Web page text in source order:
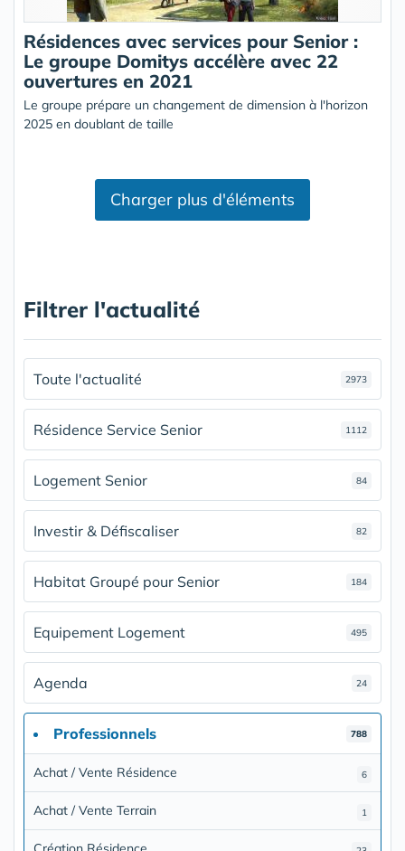
Résidences avec services pour Senior :
Le groupe Domitys accélère avec 22
ouvertures en 2021
Le groupe prépare un changement de dimension à l'horizon
2025 en doublant de taille
Charger plus d'éléments
Filtrer l'actualité
Toute l'actualité 2973
Résidence Service Senior 1112
Logement Senior 84
Investir & Défiscaliser 82
Habitat Groupé pour Senior 184
Equipement Logement 495
Agenda 24
Professionnels 788
Achat / Vente Résidence 6
Achat / Vente Terrain 1